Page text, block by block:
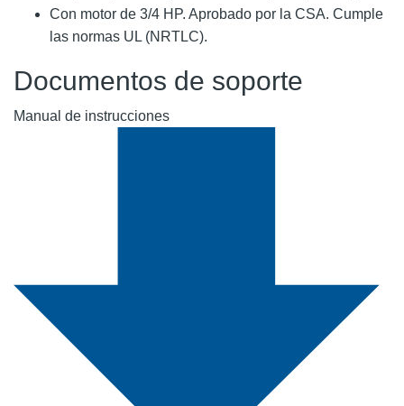
Con motor de 3/4 HP. Aprobado por la CSA. Cumple
las normas UL (NRTLC).
Documentos de soporte
Manual de instrucciones